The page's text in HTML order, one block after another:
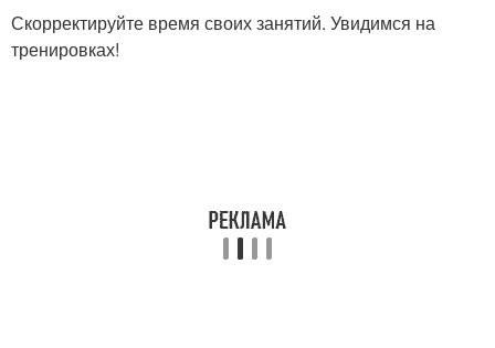
Скорректируйте время своих занятий. Увидимся на
тренировках!